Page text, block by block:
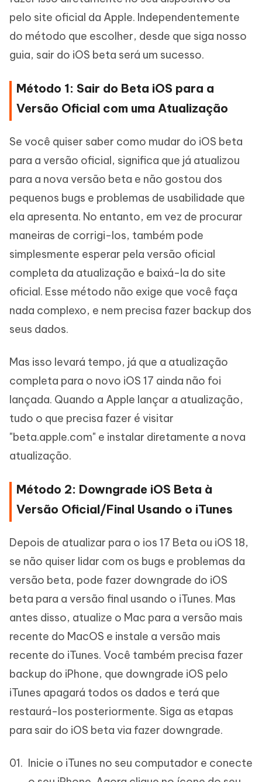
pelo site oficial da Apple. Independentemente
do método que escolher, desde que siga nosso
guia, sair do iOS beta será um sucesso.
Método 1: Sair do Beta iOS para a
Versão Oficial com uma Atualização
Se você quiser saber como mudar do iOS beta
para a versão oficial, significa que já atualizou
para a nova versão beta e não gostou dos
pequenos bugs e problemas de usabilidade que
ela apresenta. No entanto, em vez de procurar
maneiras de corrigi-los, também pode
simplesmente esperar pela versão oficial
completa da atualização e baixá-la do site
oficial. Esse método não exige que você faça
nada complexo, e nem precisa fazer backup dos
seus dados.
Mas isso levará tempo, já que a atualização
completa para o novo iOS 17 ainda não foi
lançada. Quando a Apple lançar a atualização,
tudo o que precisa fazer é visitar
"beta.apple.com" e instalar diretamente a nova
atualização.
Método 2: Downgrade iOS Beta à
Versão Oficial/Final Usando o iTunes
Depois de atualizar para o ios 17 Beta ou iOS 18,
se não quiser lidar com os bugs e problemas da
versão beta, pode fazer downgrade do iOS
beta para a versão final usando o iTunes. Mas
antes disso, atualize o Mac para a versão mais
recente do MacOS e instale a versão mais
recente do iTunes. Você também precisa fazer
backup do iPhone, que downgrade iOS pelo
iTunes apagará todos os dados e terá que
restaurá-los posteriormente. Siga as etapas
para sair do iOS beta via fazer downgrade.
Inicie o iTunes no seu computador e conecte